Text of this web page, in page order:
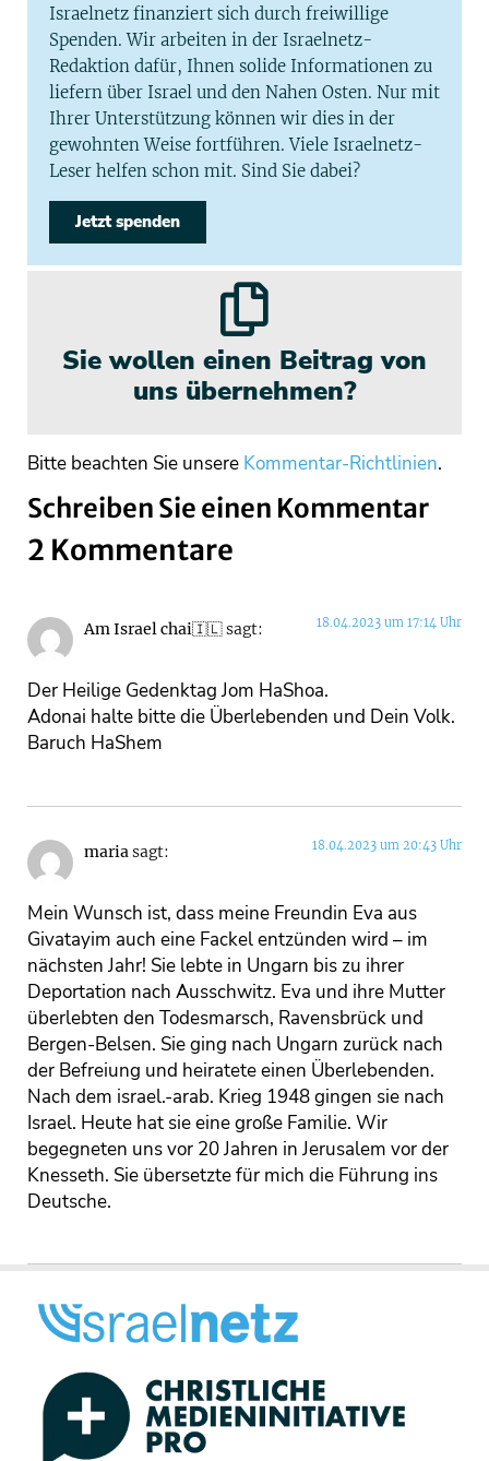
Israelnetz finanziert sich durch freiwillige
Spenden. Wir arbeiten in der Israelnetz-
Redaktion dafür, Ihnen solide Informationen zu
liefern über Israel und den Nahen Osten. Nur mit
Ihrer Unterstützung können wir dies in der
gewohnten Weise fortführen. Viele Israelnetz-
Leser helfen schon mit. Sind Sie dabei?
Jetzt spenden
Sie wollen einen Beitrag von
uns übernehmen?
Bitte beachten Sie unsere Kommentar-Richtlinien.
Schreiben Sie einen Kommentar
2 Kommentare
Am Israel chai🇮🇱sagt: 18.04.2023 um 17:14 Uhr
Der Heilige Gedenktag Jom HaShoa.
Adonai halte bitte die Überlebenden und Dein Volk.
Baruch HaShem
mariasagt: 18.04.2023 um 20:43 Uhr
Mein Wunsch ist, dass meine Freundin Eva aus
Givatayim auch eine Fackel entzünden wird – im
nächsten Jahr! Sie lebte in Ungarn bis zu ihrer
Deportation nach Ausschwitz. Eva und ihre Mutter
überlebten den Todesmarsch, Ravensbrück und
Bergen-Belsen. Sie ging nach Ungarn zurück nach
der Befreiung und heiratete einen Überlebenden.
Nach dem israel.-arab. Krieg 1948 gingen sie nach
Israel. Heute hat sie eine große Familie. Wir
begegneten uns vor 20 Jahren in Jerusalem vor der
Knesseth. Sie übersetzte für mich die Führung ins
Deutsche.